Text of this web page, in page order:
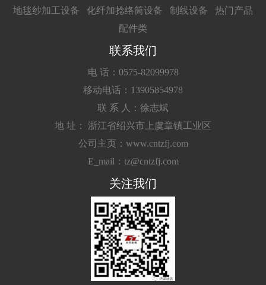
地毯纱加工设备 化纤加捻络筒设备 制线设备
热门产品
配件类
联系我们
电 话：0575-82099978
移动电话：13905854978
联 系 人：徐志斌
地 址： 浙江省绍兴市上虞章镇工业区
公司主页：www.cntzfj.com
E_mail：tz@cntzfj.com
关注我们